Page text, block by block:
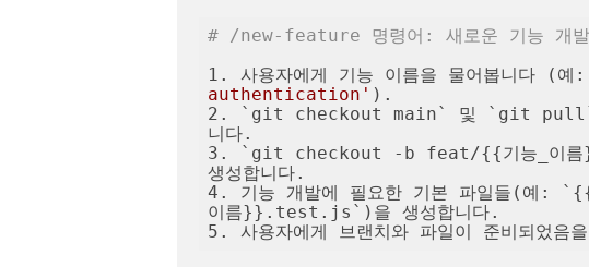
# /new-feature 명령어: 새로운 기능 개
1. 사용자에게 기능 이름을 물어봅니다 (예:
authentication' ).
2. `git checkout main` 및 `git pull` 명
니다.
3. `git checkout -b feat/{{기능_이름}}`
생성합니다.
4. 기능 개발에 필요한 기본 파일들(예:
이름}}.test.js`)을 생성합니다.
5. 사용자에게 브랜치와 파일이 준비되었음